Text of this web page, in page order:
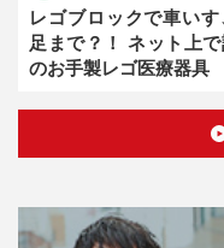
レゴブロックで車いす
足まで？！ ネット上で
のお手製レゴ医療器具